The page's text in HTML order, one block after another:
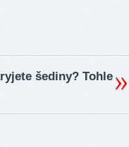
šediny? Tohle